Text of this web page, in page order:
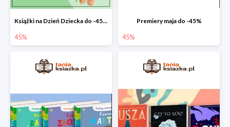
Książki na Dzień Dziecka do -45%
45%
Premiery maja do -45%
45%